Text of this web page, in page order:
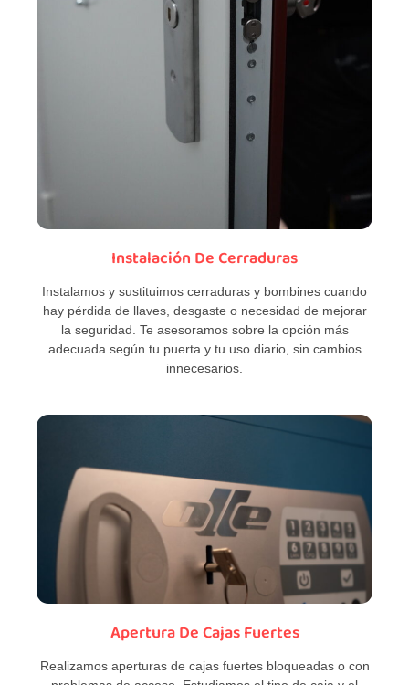
Instalación De Cerraduras
Instalamos y sustituimos cerraduras y bombines cuando
hay pérdida de llaves, desgaste o necesidad de mejorar
la seguridad. Te asesoramos sobre la opción más
adecuada según tu puerta y tu uso diario, sin cambios
innecesarios.
Apertura De Cajas Fuertes
Realizamos aperturas de cajas fuertes bloqueadas o con